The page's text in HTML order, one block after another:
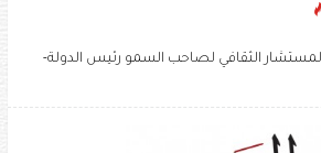
الثقافي ‏لصاحب السمو رئيس الدولة-